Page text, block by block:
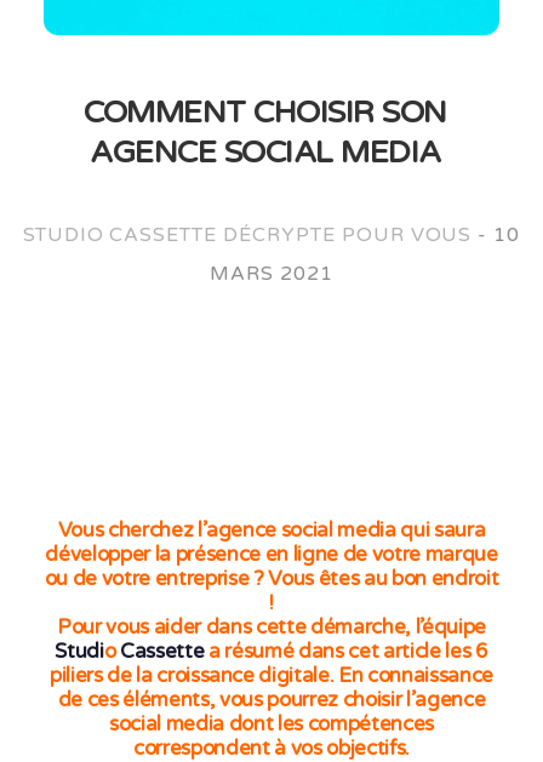
COMMENT CHOISIR SON
AGENCE SOCIAL MEDIA
STUDIO CASSETTE DÉCRYPTE POUR VOUS - 10
MARS 2021
Vous cherchez l’agence social media qui saura
développer la présence en ligne de votre marque
ou de votre entreprise? Vous êtes au bon endroit
!
Pour vous aider dans cette démarche, l’équipe
StudioCassette a résumé dans cet article les 6
piliers de la croissance digitale. En connaissance
de ces éléments, vous pourrez choisir l’agence
social media dont les compétences
correspondent à vos objectifs.